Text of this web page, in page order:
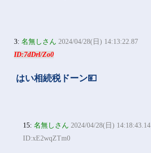
3:名無しさん 2024/04/28(日) 14:13:22.87
ID:7dDrl/Zo0
はい相続税ドーン💴
15:名無しさん 2024/04/28(日) 14:18:43.14
ID:xE2wqZTm0